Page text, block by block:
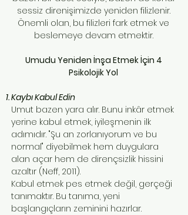
sessiz direnişimizde yeniden filizlenir.
Önemli olan, bu filizleri fark etmek ve
beslemeye devam etmektir.
Umudu Yeniden İnşa Etmek İçin 4
Psikolojik Yol
Kaybı Kabul Edin
Umut bazen yara alır. Bunu inkâr etmek
yerine kabul etmek, iyileşmenin ilk
adımıdır. "Şu an zorlanıyorum ve bu
normal" diyebilmek hem duygulara
alan açar hem de dirençsizlik hissini
azaltır (Neff, 2011).
Kabul etmek pes etmek değil, gerçeği
tanımaktır. Bu tanıma, yeni
başlangıçların zeminini hazırlar.